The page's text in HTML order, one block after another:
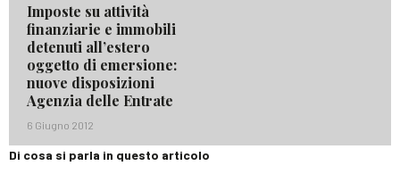
Imposte su attività
finanziarie e immobili
detenuti all’estero
oggetto di emersione:
nuove disposizioni
Agenzia delle Entrate
6 Giugno 2012
Di cosa si parla in questo articolo